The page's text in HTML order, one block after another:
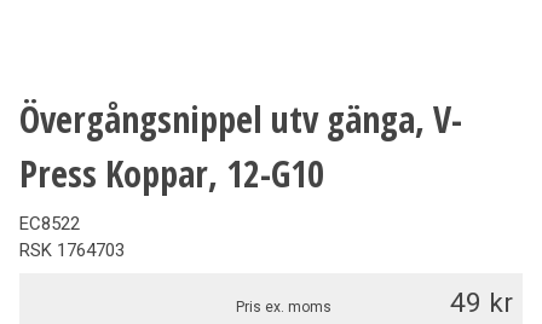
Övergångsnippel utv gänga, V-
Press Koppar, 12-G10
EC8522
RSK 1764703
Pris ex. moms 49